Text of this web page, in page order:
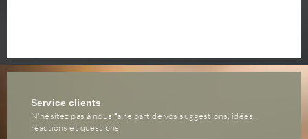
Service clients
N'hésitez pas à nous faire part de vos suggestions, idées,
réactions et questions: